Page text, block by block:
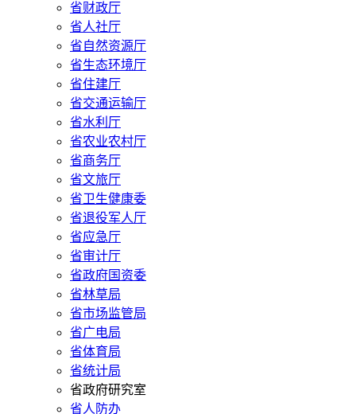
省财政厅
省人社厅
省自然资源厅
省生态环境厅
省住建厅
省交通运输厅
省水利厅
省农业农村厅
省商务厅
省文旅厅
省卫生健康委
省退役军人厅
省应急厅
省审计厅
省政府国资委
省林草局
省市场监管局
省广电局
省体育局
省统计局
省政府研究室
省人防办